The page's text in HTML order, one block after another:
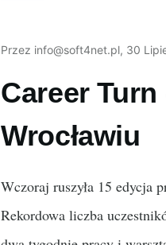
Przez info@soft4net.pl, 30
Career Turn
Wrocławiu
Wczoraj ruszyła 15 edycja
Rekordowa liczba